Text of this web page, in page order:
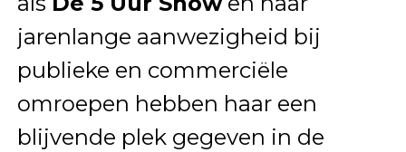
jarenlange aanwezigheid bij
publieke en commerciële
omroepen hebben haar een
blijvende plek gegeven in de